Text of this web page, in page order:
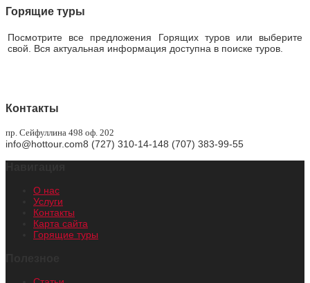
Горящие туры
Посмотрите все предложения Горящих туров или выберите
свой. Вся актуальная информация доступна в поиске туров.
Контакты
пр. Сейфуллина 498 оф. 202
info@hottour.com8 (727) 310-14-148 (707) 383-99-55
О нас
Услуги
Контакты
Карта сайта
Горящие туры